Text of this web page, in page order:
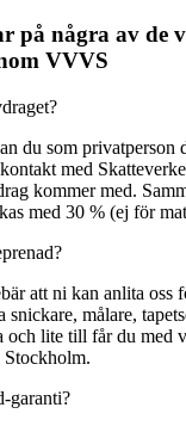
på några av de
VVVS
du som privatperson
med
kommer med.
med 30 % (ej för
att ni kan anlita oss
snickare, målare,
och lite till får du med
garanti?